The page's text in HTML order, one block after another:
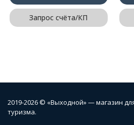
Запрос счёта/КП
2019-2026 © «Выходной» — магазин
туризма.